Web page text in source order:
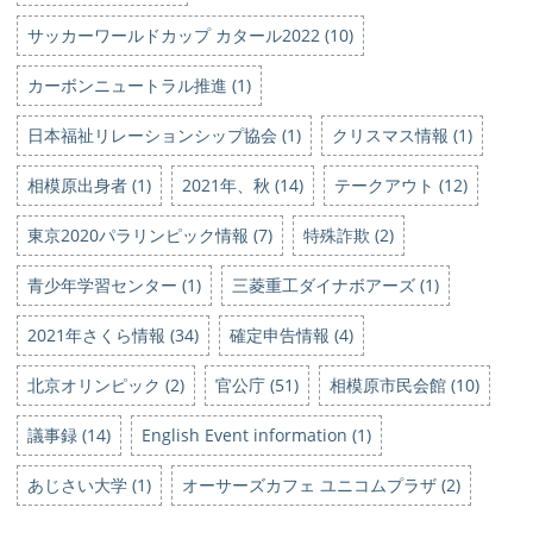
サッカーワールドカップ カタール2022 (10)
カーボンニュートラル推進 (1)
日本福祉リレーションシップ協会 (1) クリスマス情報 (1)
相模原出身者 (1) 2021年、秋 (14) テークアウト (12)
東京2020パラリンピック情報 (7) 特殊詐欺 (2)
青少年学習センター (1) 三菱重工ダイナボアーズ (1)
2021年さくら情報 (34) 確定申告情報 (4)
北京オリンピック (2) 官公庁 (51) 相模原市民会館 (10)
議事録 (14) English Event information (1)
あじさい大学 (1) オーサーズカフェ ユニコムプラザ (2)